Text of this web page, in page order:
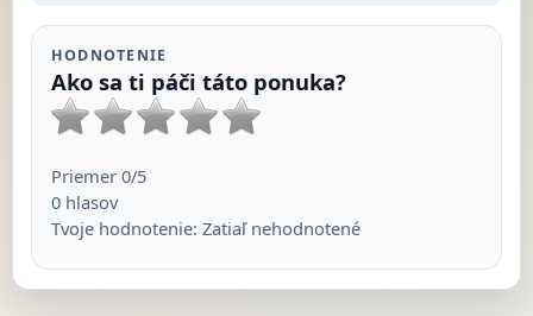
HODNOTENIE
Ako sa ti páči táto ponuka?
Priemer 0/5
0hlasov
Tvoje hodnotenie: Zatiaľ nehodnotené